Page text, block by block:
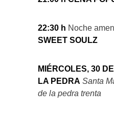
22:30 h Noche
SWEET SOULZ
MIÉRCOLES, 30
LA PEDRA Santa
de la pedra trenta